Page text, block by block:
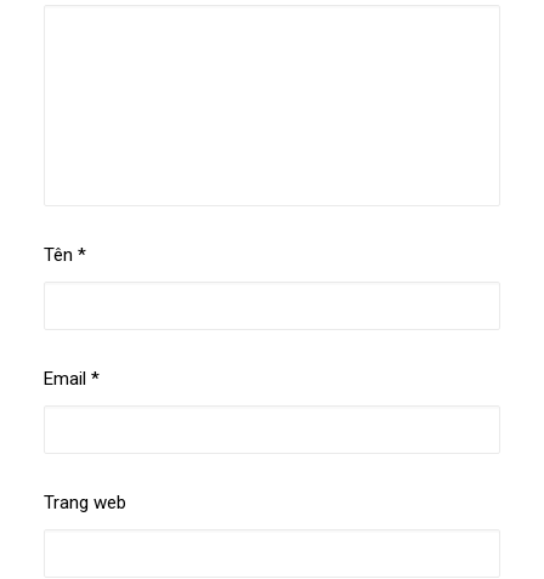
Tên *
Email *
Trang web